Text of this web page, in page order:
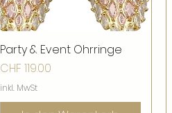
Schnellansicht
Party & Event Ohrringe
Preis
CHF 119.00
inkl. MwSt